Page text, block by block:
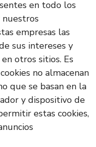
en todo los
empresas las
sus intereses y
otros sitios. Es
no almacenan
que se basan en la
y dispositivo de
estas cookies,